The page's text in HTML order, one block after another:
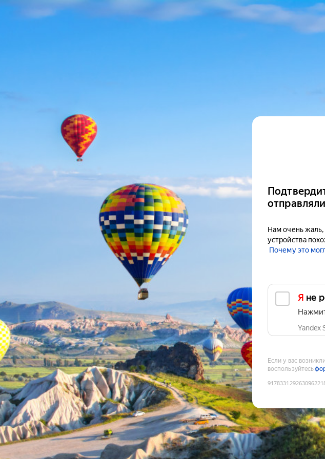
Нам очень
устройства
Почему это
Я не
Yandex
Если у вас
воспользуйтесь